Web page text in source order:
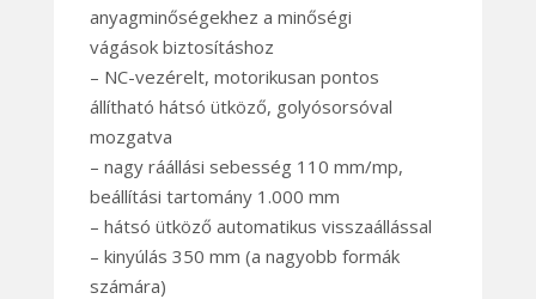
anyagminőségekhez a minőségi
vágások biztosításhoz
– NC-vezérelt, motorikusan pontos
állítható hátsó ütköző, golyósorsóval
mozgatva
– nagy ráállási sebesség 110 mm/mp,
beállítási tartomány 1.000 mm
– hátsó ütköző automatikus visszaállással
– kinyúlás 350 mm (a nagyobb formák
számára)